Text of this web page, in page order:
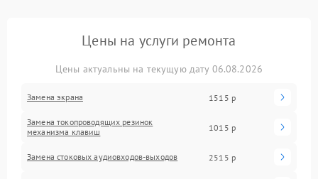
Цены на услуги ремонта
Цены актуальны на текущую дату 06.08.2026
Замена экрана 1515 р
Замена токопроводящих резинок
механизма клавиш
1015 р
Замена стоковых аудиовходов-выходов 2515 р